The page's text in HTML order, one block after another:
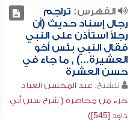
الفهرس: تراجم
رجال إسناد حديث (أن
رجلاً استأذن على النبي
فقال النبي بئس أخو
العشيرة...) , ما جاء في
حسن العشرة
للشيخ: عبد المحسن العباد
جزء من محاضرة ( شرح سنن أبي
داود [545])